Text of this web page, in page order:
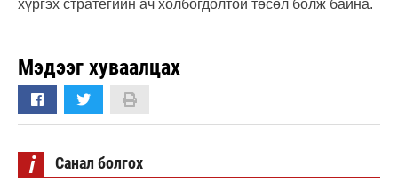
хүргэх стратегийн ач холбогдолтой төсөл болж байна.
Мэдээг хуваалцах
i Санал болгох